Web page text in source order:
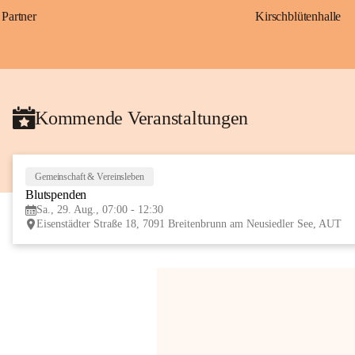
Partner Kirschblütenhalle
Kommende Veranstaltungen
Gemeinschaft & Vereinsleben
Blutspenden
Sa., 29. Aug., 07:00 - 12:30
Eisenstädter Straße 18, 7091 Breitenbrunn am Neusiedler See, AUT